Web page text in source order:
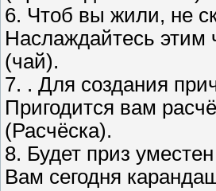
6. Чтоб вы жили, не
Наслаждайтесь этим
(чай).
7. . Для создания
Пригодится вам
(Расчёска).
8. Будет приз
Вам сегодня